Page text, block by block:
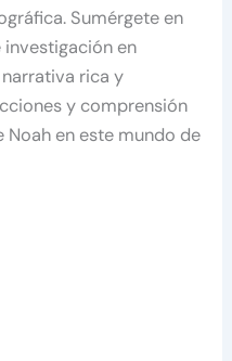
Sumérgete en
en
rica y
y comprensión
en este mundo de